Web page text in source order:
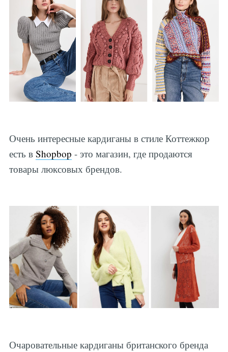
Очень интересные кардиганы в стиле Коттежкор
есть в Shopbop - это магазин, где продаются
товары люксовых брендов.
Очаровательные кардиганы британского бренда